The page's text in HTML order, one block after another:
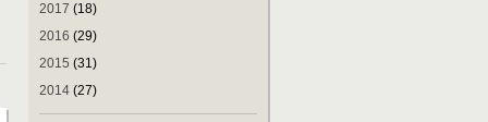
2017 (18)
2016 (29)
2015 (31)
2014 (27)